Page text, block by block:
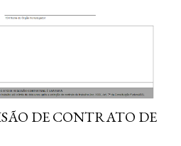
DE CONTRATO DE